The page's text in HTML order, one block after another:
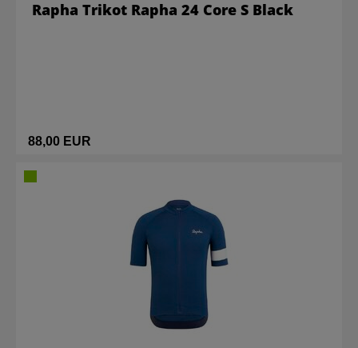
88,00 EUR
Rapha Trikot Rapha 24 Core S Black